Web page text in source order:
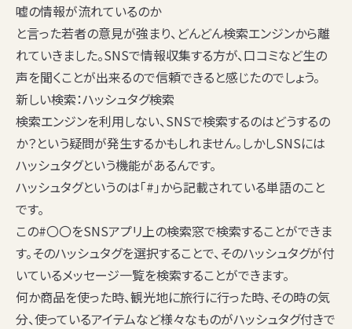
嘘の情報が流れているのか
と言った若者の意見が強まり、どんどん検索エンジンから離
れていきました。SNSで情報収集する方が、口コミなど生の
声を聞くことが出来るので信頼できると感じたのでしょう。
新しい検索：ハッシュタグ検索
検索エンジンを利用しない、SNSで検索するのはどうするの
か？という疑問が発生するかもしれません。しかしSNSには
ハッシュタグという機能があるんです。
ハッシュタグというのは「#」から記載されている単語のこと
です。
この#〇〇をSNSアプリ上の検索窓で検索することができま
す。そのハッシュタグを選択することで、そのハッシュタグが付
いているメッセージ一覧を検索することができます。
何か商品を使った時、観光地に旅行に行った時、その時の気
分、使っているアイテムなど様々なものがハッシュタグ付きで